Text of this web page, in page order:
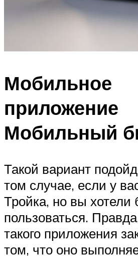
Мобильное
приложение
Мобильный
Такой вариант
том случае, если у
Тройка, но вы хотели
пользоваться.
такого приложения
том, что оно